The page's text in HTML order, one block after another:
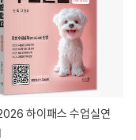
하이패스 수업실연